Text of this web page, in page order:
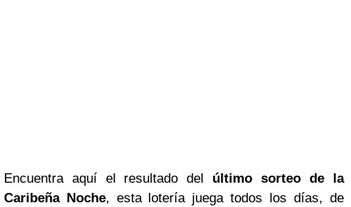
Encuentra aquí el resultado del último sorteo de la
Caribeña Noche, esta lotería juega todos los días, de